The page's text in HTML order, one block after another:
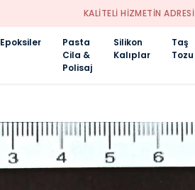
KALİTELİ HİZMETİN ADRESİ
Epoksiler
Pasta
Cila &
Polisaj
Silikon
Kalıplar
Taş
Tozu